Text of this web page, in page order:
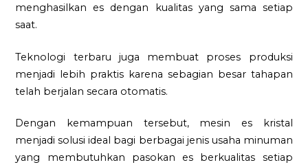
menghasilkan es dengan kualitas yang sama setiap
saat.
Teknologi terbaru juga membuat proses produksi
menjadi lebih praktis karena sebagian besar tahapan
telah berjalan secara otomatis.
Dengan kemampuan tersebut, mesin es kristal
menjadi solusi ideal bagi berbagai jenis usaha minuman
yang membutuhkan pasokan es berkualitas setiap